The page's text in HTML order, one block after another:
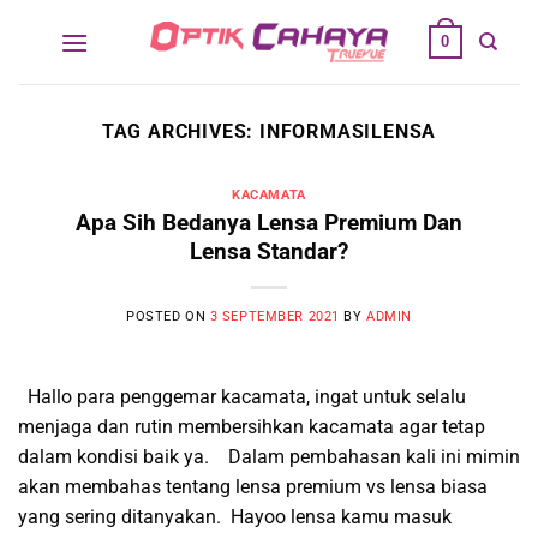
0
TAG ARCHIVES: INFORMASILENSA
KACAMATA
Apa Sih Bedanya Lensa Premium Dan
Lensa Standar?
POSTED ON 3 SEPTEMBER 2021 BY ADMIN
Hallo para penggemar kacamata, ingat untuk selalu
menjaga dan rutin membersihkan kacamata agar tetap
dalam kondisi baik ya. Dalam pembahasan kali ini mimin
akan membahas tentang lensa premium vs lensa biasa
yang sering ditanyakan. Hayoo lensa kamu masuk